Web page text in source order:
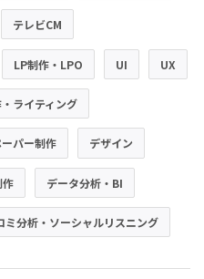
テレビCM
LP制作・LPO UI UX
ライティング
パー制作 デザイン
作 データ分析・BI
ミ分析・ソーシャルリスニング